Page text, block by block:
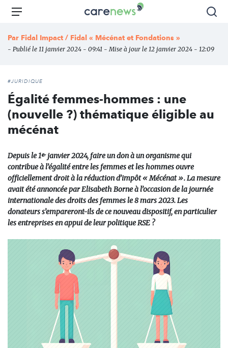
Aller
principal
Carenews,
média
des
Menu
Par Fidal Impact / Fidal « Mécénat et Fondations »
- Publié le 11 janvier 2024 - 09:41 - Mise à jour le 12 janvier 2024 - 12:09
#JURIDIQUE
Égalité femmes-hommes : une
(nouvelle ?) thématique éligible au
mécénat
Depuis le 1ᵉʳ janvier 2024, faire un don à un organisme qui
contribue à l’égalité entre les femmes et les hommes ouvre
officiellement droit à la réduction d’impôt « Mécénat ». La mesure
avait été annoncée par Elisabeth Borne à l’occasion de la journée
internationale des droits des femmes le 8 mars 2023. Les
donateurs s’empareront-ils de ce nouveau dispositif, en particulier
les entreprises en appui de leur politique RSE ?